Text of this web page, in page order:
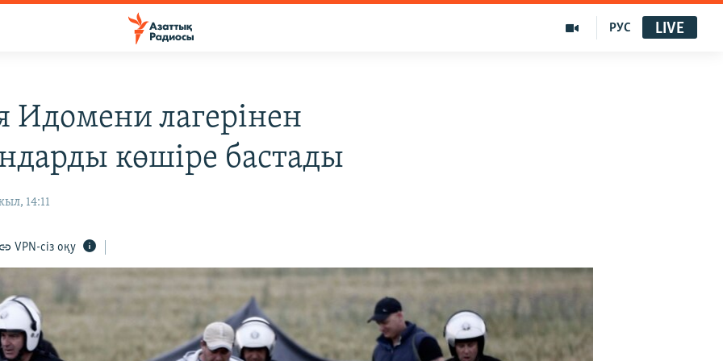
РУС LIVE
Идомени лагерінен
көшіре бастады
14:11
VPN-сіз оқу